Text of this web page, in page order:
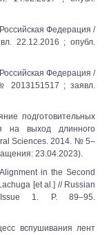
Федерация /
22.12.2016 ; опубл.
Федерация /
2013151517 ; заявл.
подготовительных
на выход длинного
Sciences. 2014. № 5–
23.04.2023).
in the Second
[et al.] // Russian
1. P. 89–95.
вспушивания лент